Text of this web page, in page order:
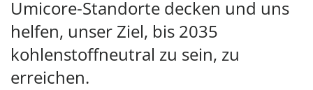
Umicore-Standorte decken und uns
helfen, unser Ziel, bis 2035
kohlenstoffneutral zu sein, zu
erreichen.